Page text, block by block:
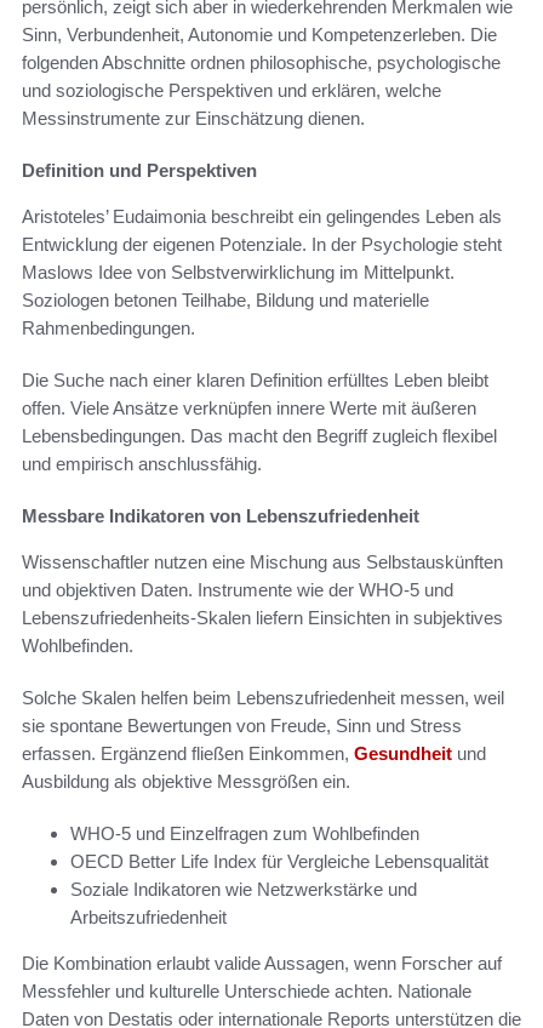
persönlich, zeigt sich aber in wiederkehrenden Merkmalen wie
Sinn, Verbundenheit, Autonomie und Kompetenzerleben. Die
folgenden Abschnitte ordnen philosophische, psychologische
und soziologische Perspektiven und erklären, welche
Messinstrumente zur Einschätzung dienen.
Definition und Perspektiven
Aristoteles’ Eudaimonia beschreibt ein gelingendes Leben als
Entwicklung der eigenen Potenziale. In der Psychologie steht
Maslows Idee von Selbstverwirklichung im Mittelpunkt.
Soziologen betonen Teilhabe, Bildung und materielle
Rahmenbedingungen.
Die Suche nach einer klaren Definition erfülltes Leben bleibt
offen. Viele Ansätze verknüpfen innere Werte mit äußeren
Lebensbedingungen. Das macht den Begriff zugleich flexibel
und empirisch anschlussfähig.
Messbare Indikatoren von Lebenszufriedenheit
Wissenschaftler nutzen eine Mischung aus Selbstauskünften
und objektiven Daten. Instrumente wie der WHO-5 und
Lebenszufriedenheits-Skalen liefern Einsichten in subjektives
Wohlbefinden.
Solche Skalen helfen beim Lebenszufriedenheit messen, weil
sie spontane Bewertungen von Freude, Sinn und Stress
erfassen. Ergänzend fließen Einkommen, Gesundheit und
Ausbildung als objektive Messgrößen ein.
WHO-5 und Einzelfragen zum Wohlbefinden
OECD Better Life Index für Vergleiche Lebensqualität
Soziale Indikatoren wie Netzwerkstärke und
Arbeitszufriedenheit
Die Kombination erlaubt valide Aussagen, wenn Forscher auf
Messfehler und kulturelle Unterschiede achten. Nationale
Daten von Destatis oder internationale Reports unterstützen die